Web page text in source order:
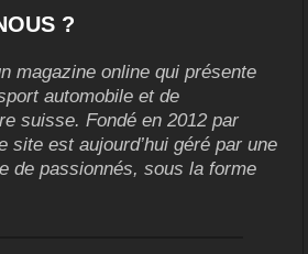
?
magazine online qui présente
automobile et de
suisse. Fondé en 2012 par
site est aujourd’hui géré par une
de passionnés, sous la forme